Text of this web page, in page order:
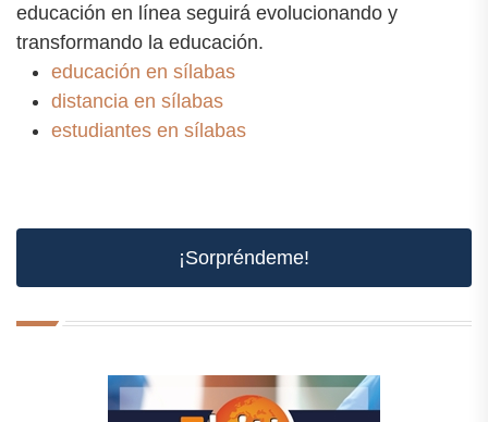
educación en línea seguirá evolucionando y
transformando la educación.
educación en sílabas
distancia en sílabas
estudiantes en sílabas
¡Sorpréndeme!